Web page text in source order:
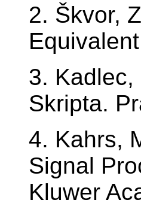
2. Škvor,
3.
Skripta.
4. Kahrs,
Signal
Kluwer